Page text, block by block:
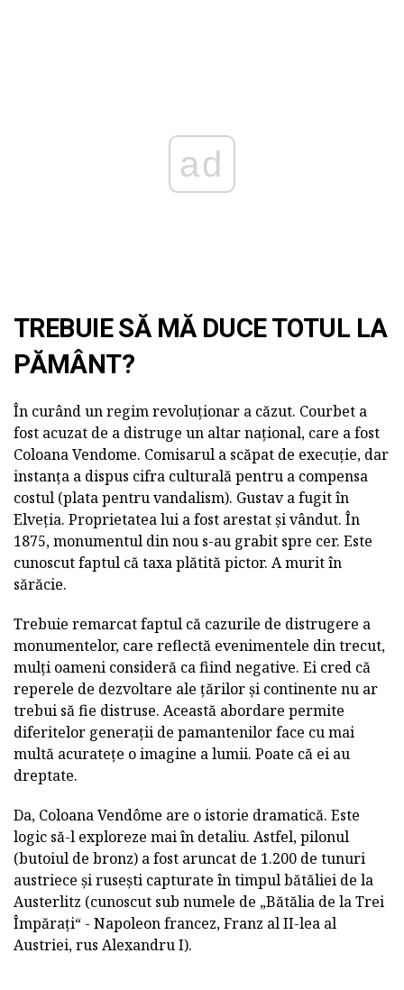
ad
TREBUIE SĂ MĂ DUCE TOTUL LA
PĂMÂNT?
În curând un regim revoluționar a căzut. Courbet a
fost acuzat de a distruge un altar național, care a fost
Coloana Vendome. Comisarul a scăpat de execuție, dar
instanța a dispus cifra culturală pentru a compensa
costul (plata pentru vandalism). Gustav a fugit în
Elveția. Proprietatea lui a fost arestat și vândut. În
1875, monumentul din nou s-au grabit spre cer. Este
cunoscut faptul că taxa plătită pictor. A murit în
sărăcie.
Trebuie remarcat faptul că cazurile de distrugere a
monumentelor, care reflectă evenimentele din trecut,
mulți oameni consideră ca fiind negative. Ei cred că
reperele de dezvoltare ale țărilor și continente nu ar
trebui să fie distruse. Această abordare permite
diferitelor generații de pamantenilor face cu mai
multă acuratețe o imagine a lumii. Poate că ei au
dreptate.
Da, Coloana Vendôme are o istorie dramatică. Este
logic să-l exploreze mai în detaliu. Astfel, pilonul
(butoiul de bronz) a fost aruncat de 1.200 de tunuri
austriece și rusești capturate în timpul bătăliei de la
Austerlitz (cunoscut sub numele de „Bătălia de la Trei
Împărați“ - Napoleon francez, Franz al II-lea al
Austriei, rus Alexandru I).